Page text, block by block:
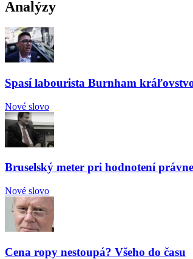
Analýzy
Spasí labourista Burnham
Nové slovo
Bruselský meter pri hodnotení
Nové slovo
Cena ropy nestoupá? Všeho do času